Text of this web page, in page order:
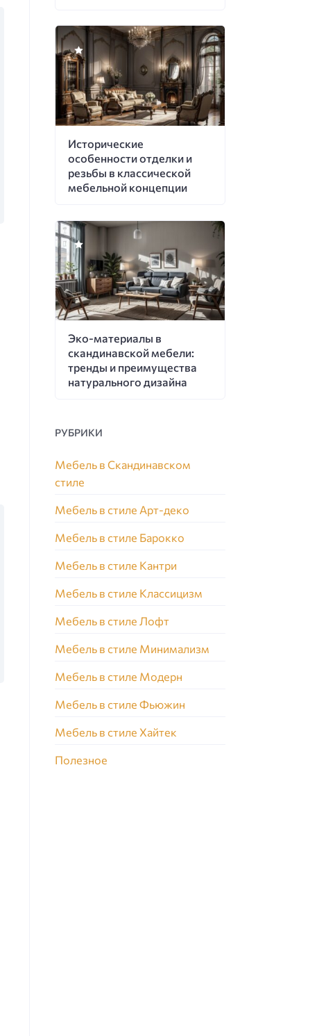
Исторические
особенности отделки и
резьбы в классической
мебельной концепции
Эко-материалы в
скандинавской мебели:
тренды и преимущества
натурального дизайна
РУБРИКИ
Мебель в Скандинавском
стиле
Мебель в стиле Арт-деко
Мебель в стиле Барокко
Мебель в стиле Кантри
Мебель в стиле Классицизм
Мебель в стиле Лофт
Мебель в стиле Минимализм
Мебель в стиле Модерн
Мебель в стиле Фьюжин
Мебель в стиле Хайтек
Полезное